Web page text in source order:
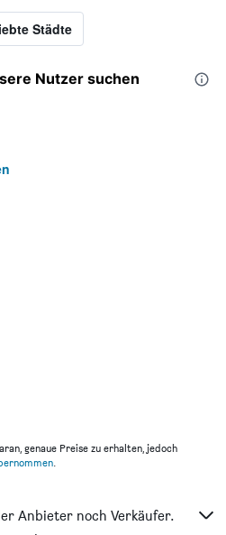
Städte
Nutzer suchen
genaue Preise zu erhalten, jedoch
.
Anbieter noch Verkäufer.